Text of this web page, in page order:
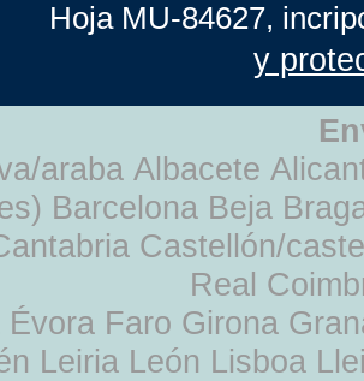
Hoja MU-84627,
y
araba Albacete
Barcelona Beja
Castellón/
Real
Évora Faro Girona
Leiria León Lisboa